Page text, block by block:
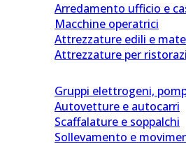
Arredamento ufficio e
Macchine operatrici
Attrezzature edili e
Attrezzature per
Gruppi elettrogeni,
Autovetture e autocarri
Scaffalature e soppalchi
Sollevamento e